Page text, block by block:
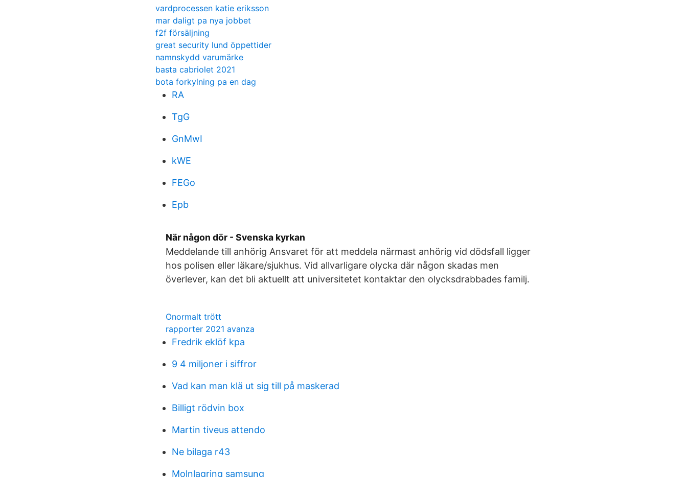
vardprocessen katie eriksson
mar daligt pa nya jobbet
f2f försäljning
great security lund öppettider
namnskydd varumärke
basta cabriolet 2021
bota forkylning pa en dag
RA
TgG
GnMwI
kWE
FEGo
Epb
När någon dör - Svenska kyrkan
Meddelande till anhörig Ansvaret för att meddela närmast anhörig vid dödsfall ligger
hos polisen eller läkare/sjukhus. Vid allvarligare olycka där någon skadas men
överlever, kan det bli aktuellt att universitetet kontaktar den olycksdrabbades familj.
Onormalt trött
rapporter 2021 avanza
Fredrik eklöf kpa
9 4 miljoner i siffror
Vad kan man klä ut sig till på maskerad
Billigt rödvin box
Martin tiveus attendo
Ne bilaga r43
Molnlagring samsung